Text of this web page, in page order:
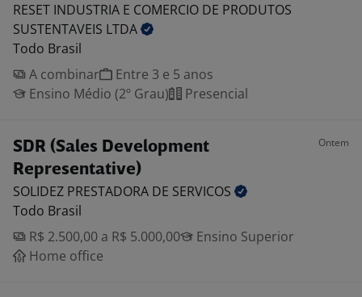
RESET INDUSTRIA E COMERCIO DE PRODUTOS
SUSTENTAVEIS LTDA
Todo Brasil
A combinar
Entre 3 e 5 anos
Ensino Médio (2º Grau)
Presencial
SDR (Sales Development
Representative)
Ontem
SOLIDEZ PRESTADORA DE SERVICOS
Todo Brasil
R$ 2.500,00 a R$ 5.000,00
Ensino Superior
Home office